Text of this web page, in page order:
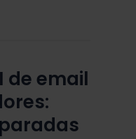
de email